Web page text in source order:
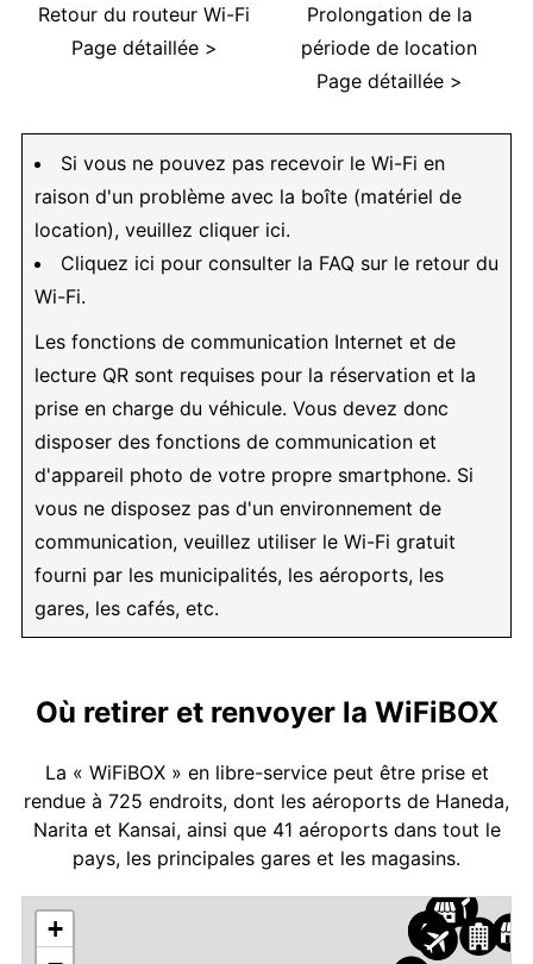
Retour du routeur Wi-Fi
Page détaillée >
Prolongation de la
période de location
Page détaillée >
Si vous ne pouvez pas recevoir le Wi-Fi en
raison d'un problème avec la boîte (matériel de
location), veuillez cliquer ici.
Cliquez ici pour consulter la FAQ sur le retour du
Wi-Fi.
Les fonctions de communication Internet et de
lecture QR sont requises pour la réservation et la
prise en charge du véhicule. Vous devez donc
disposer des fonctions de communication et
d'appareil photo de votre propre smartphone. Si
vous ne disposez pas d'un environnement de
communication, veuillez utiliser le Wi-Fi gratuit
fourni par les municipalités, les aéroports, les
gares, les cafés, etc.
Où retirer et renvoyer la WiFiBOX
La « WiFiBOX » en libre-service peut être prise et
rendue à 725 endroits, dont les aéroports de Haneda,
Narita et Kansai, ainsi que 41 aéroports dans tout le
pays, les principales gares et les magasins.
+